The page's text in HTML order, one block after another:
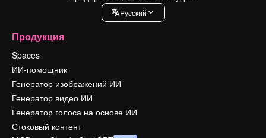
Pусский
Продукция
Spaces
ИИ-помощник
Генератор изображений ИИ
Генератор видео ИИ
Генератор голоса на основе ИИ
Стоковый контент